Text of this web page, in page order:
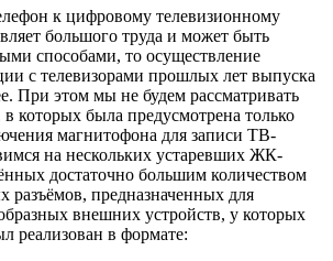
к цифровому телевизионному
большого труда и может быть
способами, то осуществление
с телевизорами прошлых лет выпуска
При этом мы не будем рассматривать
которых была предусмотрена только
магнитофона для записи ТВ-
на нескольких устаревших ЖК-
достаточно большим количеством
разъёмов, предназначенных для
внешних устройств, у которых
реализован в формате: